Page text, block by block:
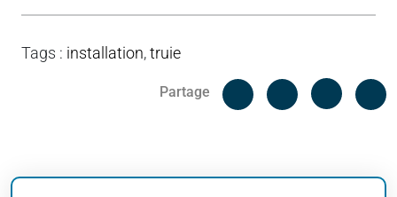
Tags : installation,truie
Partage
Facebook